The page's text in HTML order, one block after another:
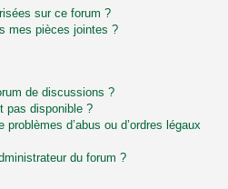
sur ce forum ?
mes pièces jointes ?
de discussions ?
pas disponible ?
d’abus ou d’ordres légaux
du forum ?